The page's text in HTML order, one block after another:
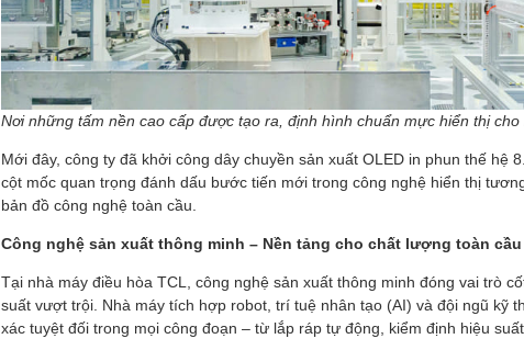
Nơi những tấm nền cao cấp được tạo ra, định hình chuẩn mực hiển thị
Mới đây, công ty đã khởi công dây chuyền sản xuất OLED in phun thế hệ
cột mốc quan trọng đánh dấu bước tiến mới trong công nghệ hiển thị
bản đồ công nghệ toàn cầu.
Công nghệ sản xuất thông minh – Nền tảng cho chất lượng toàn cầu
Tại nhà máy điều hòa TCL, công nghệ sản xuất thông minh đóng vai trò
suất vượt trội. Nhà máy tích hợp robot, trí tuệ nhân tạo (AI) và đội ngũ kỹ
xác tuyệt đối trong mọi công đoạn – từ lắp ráp tự động, kiểm định hiệu